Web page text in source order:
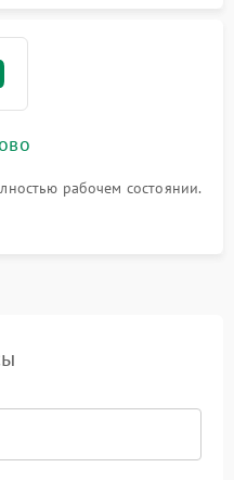
рабочем состоянии.